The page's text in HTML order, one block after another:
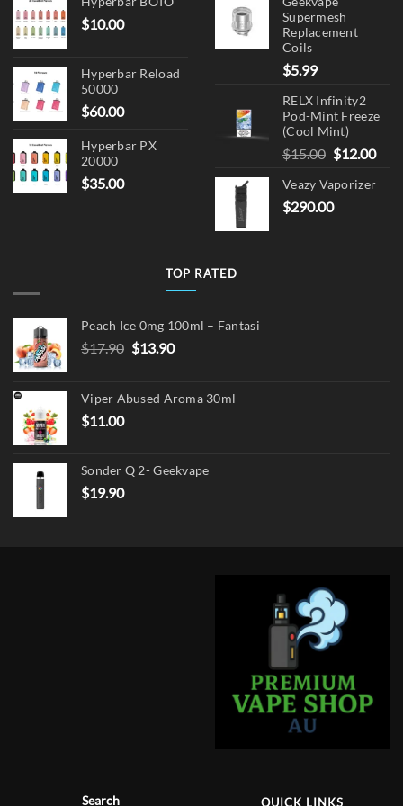
$10.00
Hyperbar Reload
50000
$60.00
Hyperbar PX
20000
$35.00
Supermesh
Replacement
Coils
$5.99
RELX Infinity2
Pod-Mint Freeze
(Cool Mint)
$15.00 Original
was:
$15.00.
$12.00
Veazy Vaporizer
$290.00
TOP RATED
Peach Ice 0mg 100ml – Fantasi
$17.90 Original
$17.90.
$13.90Current
$13.90.
Viper Abused Aroma 30ml
$11.00
Sonder Q 2- Geekvape
$19.90
Search QUICK LINKS